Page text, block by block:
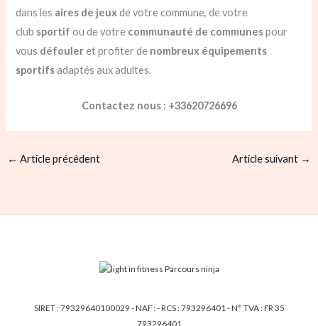
dans les aires de jeuxde votre commune, de votre
club sportif ou de votre communauté de communespour
vous défouleret profiter de nombreux équipements
sportifsadaptés aux adultes.
Contactez nous : +33620726696
← Article précédent Article suivant →
SIRET : 79329640100029 - NAF : - RCS : 793296401 - N° TVA : FR 35
793296401